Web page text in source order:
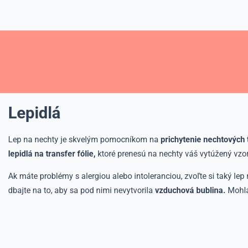
Lepidlá
Lep na nechty je skvelým pomocníkom na prichytenie nechtových
lepidlá na transfer fólie, ktoré prenesú na nechty váš vytúžený
Ak máte problémy s alergiou alebo intoleranciou, zvoľte si taký
dbajte na to, aby sa pod nimi nevytvorila vzduchová bublina.